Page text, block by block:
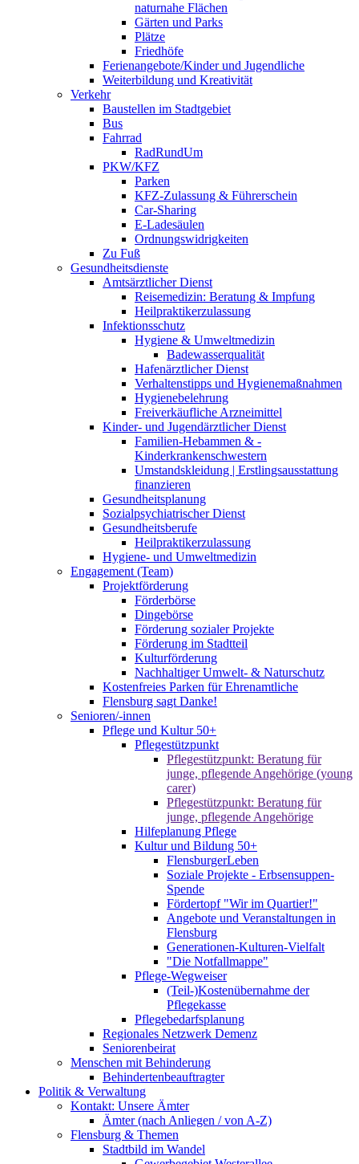
naturnahe Flächen
Gärten und Parks
Plätze
Friedhöfe
Ferienangebote/Kinder und Jugendliche
Weiterbildung und Kreativität
Verkehr
Baustellen im Stadtgebiet
Bus
Fahrrad
RadRundUm
PKW/KFZ
Parken
KFZ-Zulassung & Führerschein
Car-Sharing
E-Ladesäulen
Ordnungswidrigkeiten
Zu Fuß
Gesundheitsdienste
Amtsärztlicher Dienst
Reisemedizin: Beratung & Impfung
Heilpraktikerzulassung
Infektionsschutz
Hygiene & Umweltmedizin
Badewasserqualität
Hafenärztlicher Dienst
Verhaltenstipps und Hygienemaßnahmen
Hygienebelehrung
Freiverkäufliche Arzneimittel
Kinder- und Jugendärztlicher Dienst
Familien-Hebammen & -
Kinderkrankenschwestern
Umstandskleidung | Erstlingsausstattung
finanzieren
Gesundheitsplanung
Sozialpsychiatrischer Dienst
Gesundheitsberufe
Heilpraktikerzulassung
Hygiene- und Umweltmedizin
Engagement (Team)
Projektförderung
Förderbörse
Dingebörse
Förderung sozialer Projekte
Förderung im Stadtteil
Kulturförderung
Nachhaltiger Umwelt- & Naturschutz
Kostenfreies Parken für Ehrenamtliche
Flensburg sagt Danke!
Senioren/-innen
Pflege und Kultur 50+
Pflegestützpunkt
Pflegestützpunkt: Beratung für
junge, pflegende Angehörige (young
carer)
Pflegestützpunkt: Beratung für
junge, pflegende Angehörige
Hilfeplanung Pflege
Kultur und Bildung 50+
FlensburgerLeben
Soziale Projekte - Erbsensuppen-
Spende
Fördertopf "Wir im Quartier!"
Angebote und Veranstaltungen in
Flensburg
Generationen-Kulturen-Vielfalt
"Die Notfallmappe"
Pflege-Wegweiser
(Teil-)Kostenübernahme der
Pflegekasse
Pflegebedarfsplanung
Regionales Netzwerk Demenz
Seniorenbeirat
Menschen mit Behinderung
Behindertenbeauftragter
Politik & Verwaltung
Kontakt: Unsere Ämter
Ämter (nach Anliegen / von A-Z)
Flensburg & Themen
Stadtbild im Wandel